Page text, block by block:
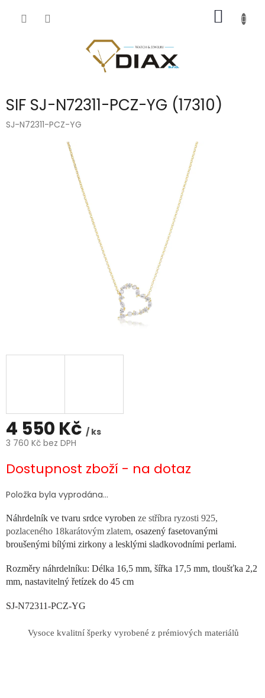
KOŠÍK
SIF SJ-N72311-PCZ-YG (17310)
SJ-N72311-PCZ-YG
4 550 Kč / ks
3 760 Kč bez DPH
cena:
Dostupnost zboží - na dotaz
Položka byla vyprodána…
Náhrdelník ve tvaru srdce vyroben ze stříbra ryzosti 925,
pozlaceného 18karátovým zlatem, osazený fasetovanými
broušenými bílými zirkony a lesklými sladkovodními perlami.
Rozměry náhrdelníku: Délka 16,5 mm, šířka 17,5 mm, tloušťka 2,2
mm, nastavitelný řetízek do 45 cm
SJ-N72311-PCZ-YG
Vysoce kvalitní šperky vyrobené z prémiových materiálů